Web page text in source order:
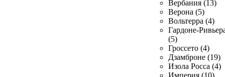
Вербания (13)
Верона (5)
Вольтерра (4)
Гардоне-
(5)
Гроссето (4)
Дзамброне (19)
Изола Росса (4)
Империя (10)